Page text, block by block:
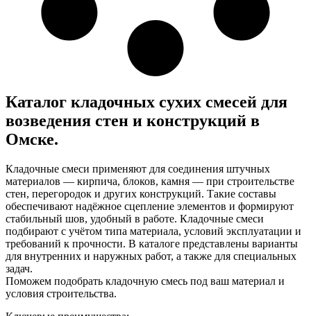
Каталог кладочных сухих смесей для
возведения стен и конструкций в
Омске.
Кладочные смеси применяют для соединения штучных
материалов — кирпича, блоков, камня — при строительстве
стен, перегородок и других конструкций. Такие составы
обеспечивают надёжное сцепление элементов и формируют
стабильный шов, удобный в работе. Кладочные смеси
подбирают с учётом типа материала, условий эксплуатации и
требований к прочности. В каталоге представлены варианты
для внутренних и наружных работ, а также для специальных
задач.
Поможем подобрать кладочную смесь под ваш материал и
условия строительства.